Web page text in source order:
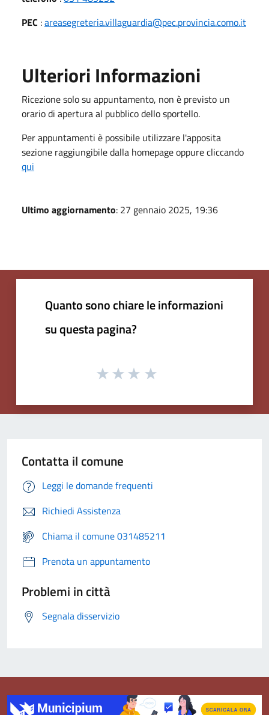
PEC :areasegreteria.villaguardia@pec.provincia.como.it
Ulteriori Informazioni
Ricezione solo su appuntamento, non è previsto un
orario di apertura al pubblico dello sportello.
Per appuntamenti è possibile utilizzare l'apposita
sezione raggiungibile dalla homepage oppure cliccando
qui
Ultimo aggiornamento: 27 gennaio 2025, 19:36
Quanto sono chiare le informazioni
su questa pagina?
Contatta il comune
Leggi le domande frequenti
Richiedi Assistenza
Chiama il comune 031485211
Prenota un appuntamento
Problemi in città
Segnala disservizio